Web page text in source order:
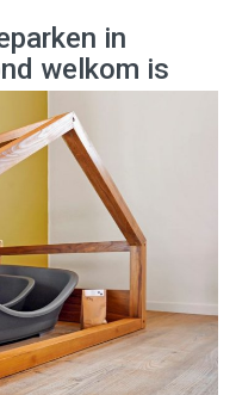
in
welkom is